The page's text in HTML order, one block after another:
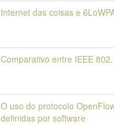
Internet das coisas e
Comparativo entre IEEE
O uso do protocolo
definidas por software